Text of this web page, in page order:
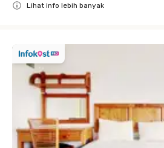
Lihat info lebih banyak